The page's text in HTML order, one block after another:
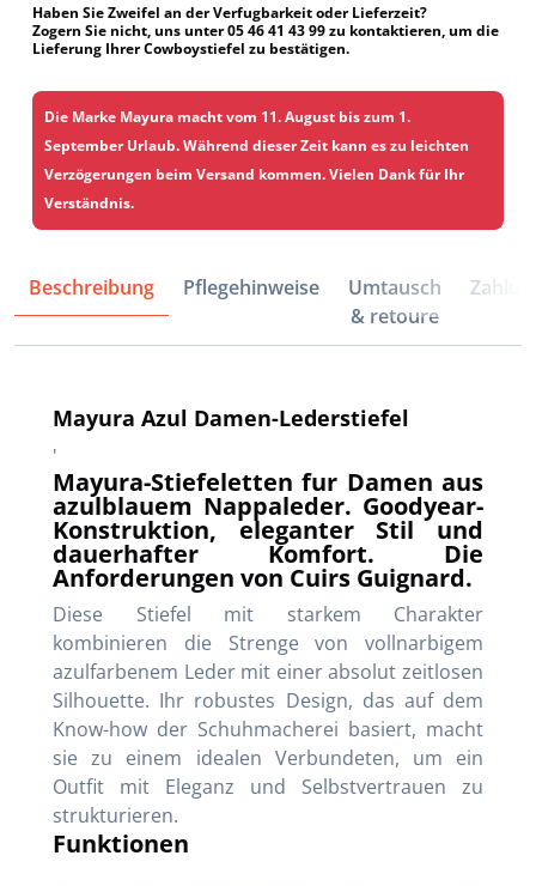
Haben Sie Zweifel an der Verfugbarkeit oder Lieferzeit?
Zogern Sie nicht, uns unter 05 46 41 43 99 zu kontaktieren, um die
Lieferung Ihrer Cowboystiefel zu bestätigen.
Die Marke Mayura macht vom 11. August bis zum 1.
September Urlaub. Während dieser Zeit kann es zu leichten
Verzögerungen beim Versand kommen. Vielen Dank für Ihr
Verständnis.
Beschreibung Pflegehinweise
Umtausch
& retoure
Mayura Azul Damen-Lederstiefel
'
Mayura-Stiefeletten fur Damen aus
azulblauem Nappaleder. Goodyear-
Konstruktion, eleganter Stil und
dauerhafter Komfort. Die
Anforderungen von Cuirs Guignard.
Diese Stiefel mit starkem Charakter
kombinieren die Strenge von vollnarbigem
azulfarbenem Leder mit einer absolut zeitlosen
Silhouette. Ihr robustes Design, das auf dem
Know-how der Schuhmacherei basiert, macht
sie zu einem idealen Verbundeten, um ein
Outfit mit Eleganz und Selbstvertrauen zu
strukturieren.
Funktionen